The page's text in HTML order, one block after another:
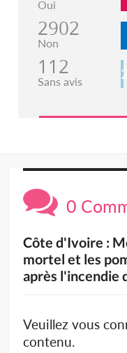
Oui
2902
Non
112
Sans avis
0
Côte d'Ivoire :
mortel et les
après l'incendie
Veuillez vous
contenu.